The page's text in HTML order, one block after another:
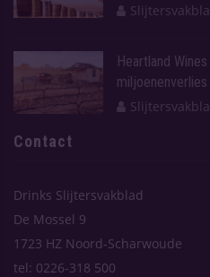
Heartland
miljoenenverlies
Contact
Drinks Slijtersvakblad
De Mossel 9
1723 HZ Noord-Scharwoude
tel: 0226-318 500